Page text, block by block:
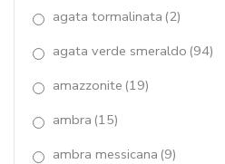
iolite
agata tormalinata (2)
agata verde smeraldo (94)
amazzonite (19)
ambra (15)
ambra messicana (9)